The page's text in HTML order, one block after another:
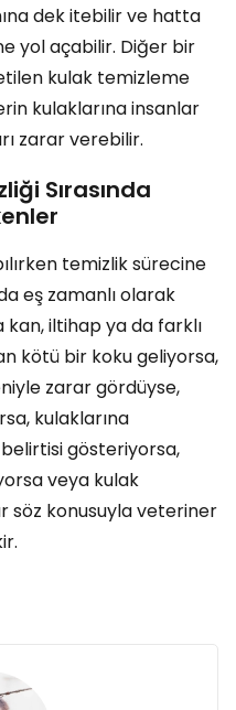
dek itebilir ve hatta
yol açabilir. Diğer bir
kulak temizleme
kulaklarına insanlar
zarar verebilir.
Sırasında
temizlik sürecine
eş zamanlı olarak
iltihap ya da farklı
kötü bir koku geliyorsa,
zarar gördüyse,
kulaklarına
gösteriyorsa,
veya kulak
söz konusuyla veteriner